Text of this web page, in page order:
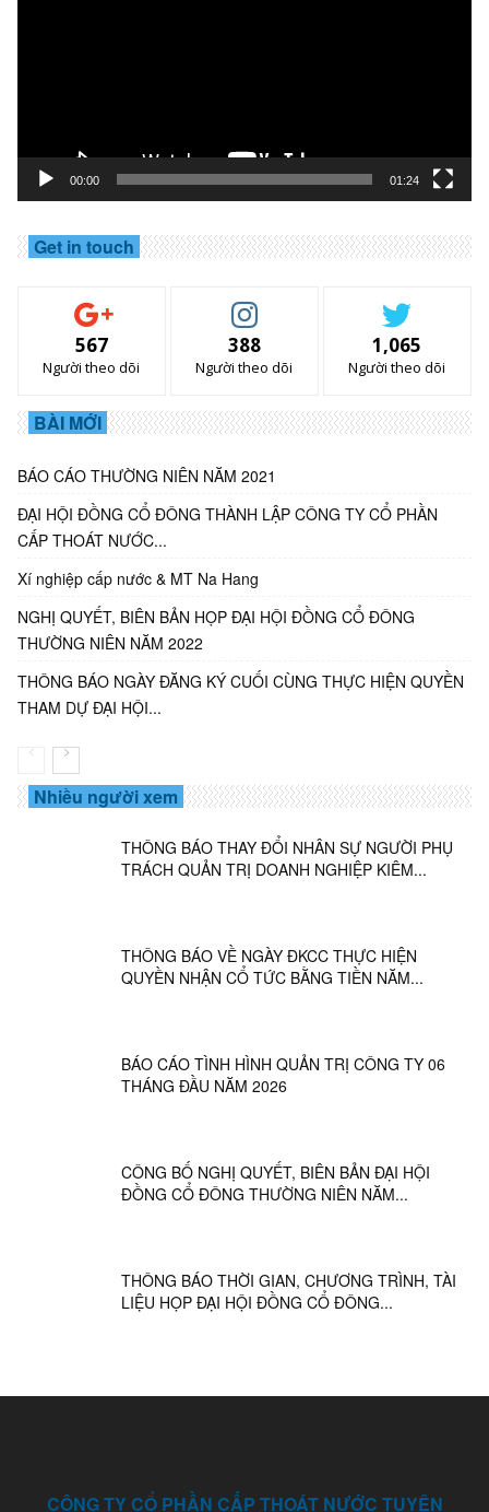
00:00 01:24
Get in touch
567
Người theo dõi
388
Người theo dõi
1,065
Người theo dõi
BÀI MỚI
BÁO CÁO THƯỜNG NIÊN NĂM 2021
ĐẠI HỘI ĐỒNG CỔ ĐÔNG THÀNH LẬP CÔNG TY CỔ PHẦN
CẤP THOÁT NƯỚC...
Xí nghiệp cấp nước & MT Na Hang
NGHỊ QUYẾT, BIÊN BẢN HỌP ĐẠI HỘI ĐỒNG CỔ ĐÔNG
THƯỜNG NIÊN NĂM 2022
THÔNG BÁO NGÀY ĐĂNG KÝ CUỐI CÙNG THỰC HIỆN QUYỀN
THAM DỰ ĐẠI HỘI...
Nhiều người xem
THÔNG BÁO THAY ĐỔI NHÂN SỰ NGƯỜI PHỤ
TRÁCH QUẢN TRỊ DOANH NGHIỆP KIÊM...
THÔNG BÁO VỀ NGÀY ĐKCC THỰC HIỆN
QUYỀN NHẬN CỔ TỨC BẰNG TIỀN NĂM...
BÁO CÁO TÌNH HÌNH QUẢN TRỊ CÔNG TY 06
THÁNG ĐẦU NĂM 2026
CÔNG BỐ NGHỊ QUYẾT, BIÊN BẢN ĐẠI HỘI
ĐỒNG CỔ ĐÔNG THƯỜNG NIÊN NĂM...
THÔNG BÁO THỜI GIAN, CHƯƠNG TRÌNH, TÀI
LIỆU HỌP ĐẠI HỘI ĐỒNG CỔ ĐÔNG...
CÔNG TY CỔ PHẦN CẤP THOÁT NƯỚC TUYÊN